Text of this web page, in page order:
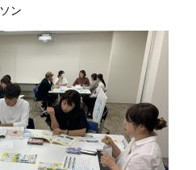
ン